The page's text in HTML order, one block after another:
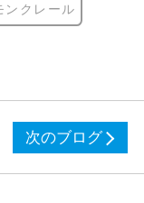
ンクレール
次のブログ